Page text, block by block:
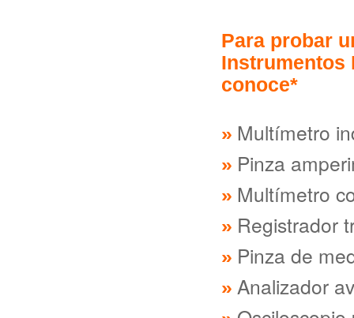
Para probar
Instrumentos
conoce*
Multímetro
Pinza
Multímetro
Registrador
Pinza de
Analizador